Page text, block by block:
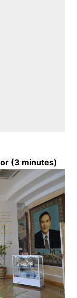
(3 minutes)